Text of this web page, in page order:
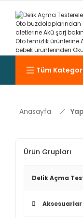
Tüm
Anasayfa
Ürün Grupları
Delik Açma
Aksesuarlar